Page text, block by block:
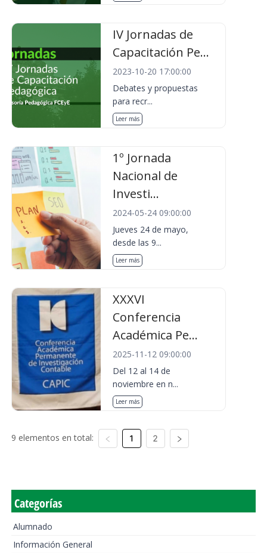
IV Jornadas de
Capacitación Pe...
2023-10-20 17:00:00
Debates y propuestas
para recr...
Leer más
1º Jornada
Nacional de
Investi...
2024-05-24 09:00:00
Jueves 24 de mayo,
desde las 9...
Leer más
XXXVI
Conferencia
Académica Pe...
2025-11-12 09:00:00
Del 12 al 14 de
noviembre en n...
Leer más
9 elementos en total: 1 2
Categorías
Alumnado
Información General